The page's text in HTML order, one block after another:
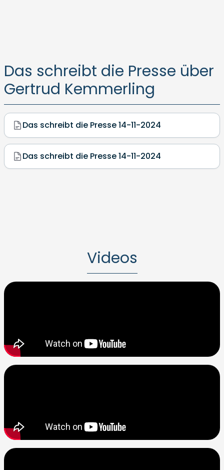
Das schreibt die Presse über
Gertrud Kemmerling
Das schreibt die Presse 14-11-2024
Das schreibt die Presse 14-11-2024
Videos